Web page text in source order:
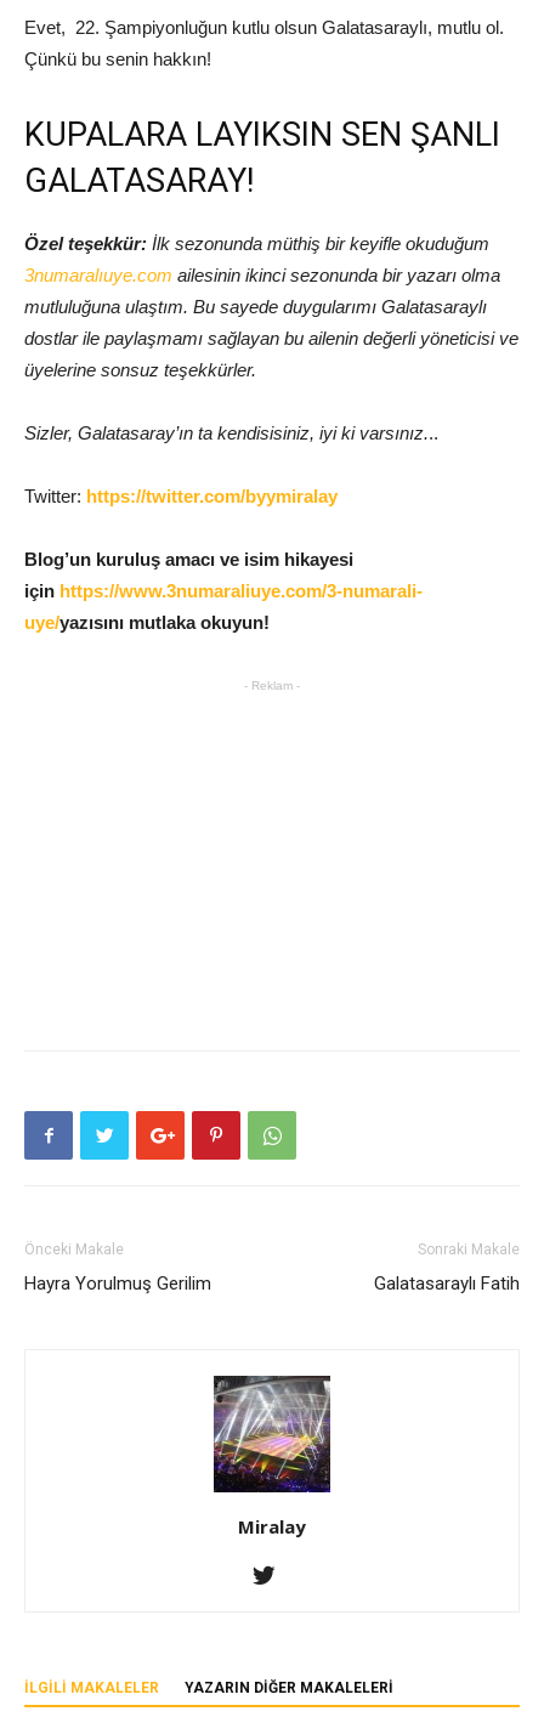
Evet, 22. Şampiyonluğun kutlu olsun Galatasaraylı, mutlu ol.
Çünkü bu senin hakkın!
KUPALARA LAYIKSIN SEN ŞANLI
GALATASARAY!
Özel teşekkür: İlk sezonunda müthiş bir keyifle okuduğum
3numaralıuye.com ailesinin ikinci sezonunda bir yazarı olma
mutluluğuna ulaştım. Bu sayede duygularımı Galatasaraylı
dostlar ile paylaşmamı sağlayan bu ailenin değerli yöneticisi ve
üyelerine sonsuz teşekkürler.
Sizler, Galatasaray’ın ta kendisisiniz, iyi ki varsınız...
Twitter: https://twitter.com/byymiralay
Blog’un kuruluş amacı ve isim hikayesi
için https://www.3numaraliuye.com/3-numarali-
uye/yazısını mutlaka okuyun!
- Reklam -
Önceki Makale
Hayra Yorulmuş Gerilim
Sonraki Makale
Galatasaraylı Fatih
Miralay
İLGILI MAKALELER YAZARIN DIĞER MAKALELERI